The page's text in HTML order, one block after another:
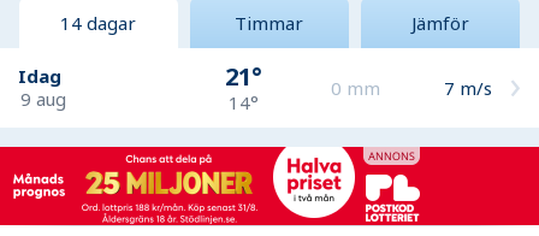
14 dagar Timmar Jämför
Idag
9 aug
21°
14°
0 mm 7 m/s